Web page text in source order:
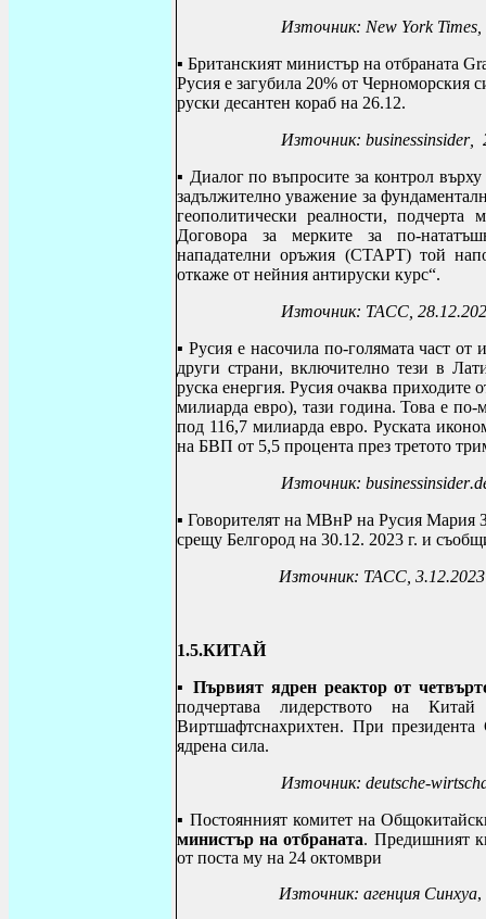
Източник: New York Times
▪ Британският министър на отбраната
Русия е загубила 20% от Черноморския
руски десантен кораб на 26.12.
Източник: businessinsider,
▪ Диалог по въпросите за контрол
задължително уважение за
геополитически реалности,
Договора за мерките за по-
нападателни оръжия (СТАРТ) той
откаже от нейния антируски курс“.
Източник: ТАСС,
▪ Русия е насочила по-голямата част
други страни, включително тези в
руска енергия. Русия очаква приходите
милиарда евро), тази година. Това е по-
под 116,7 милиарда евро. Руската
на БВП от 5,5 процента през третото
Източник: businessinsider.
▪ Говорителят на МВнР на Русия Мария
срещу Белгород на 30.12. 2023 г. и
Източник: ТАСС, 3.12.2023
1.5.КИТАЙ
▪ Първият ядрен реактор от
подчертава лидерството на
Виртшафтснахрихтен. При
ядрена сила.
Източник: deutsche-
▪Постоянният комитет на
министър на отбраната. Предишният
от поста му на 24 октомври
Източник: агенция Синхуа,